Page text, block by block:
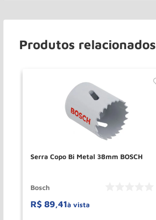
Produtos relacionados
Serra Copo Bi Metal 38mm BOSCH
Bosch
R$ 89,41à vista